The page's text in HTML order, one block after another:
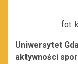
fot.
Uniwersytet
aktywności